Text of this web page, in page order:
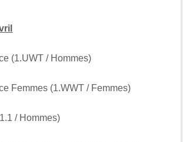
(1.UWT / Hommes)
Femmes (1.WWT / Femmes)
/ Hommes)